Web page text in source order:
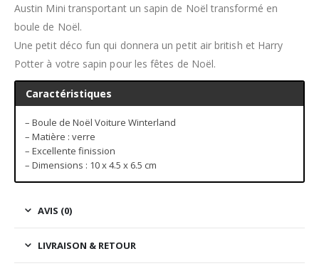
Austin Mini transportant un sapin de Noël transformé en
boule de Noël.
Une petit déco fun qui donnera un petit air british et Harry
Potter à votre sapin pour les fêtes de Noël.
Caractéristiques
– Boule de Noël Voiture Winterland
– Matière : verre
– Excellente finission
– Dimensions : 10 x 4.5 x 6.5 cm
AVIS (0)
LIVRAISON & RETOUR